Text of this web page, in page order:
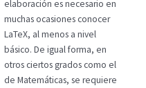
elaboración es necesario en
muchas ocasiones conocer
LaTeX, al menos a nivel
básico. De igual forma, en
otros ciertos grados como el
de Matemáticas, se requiere